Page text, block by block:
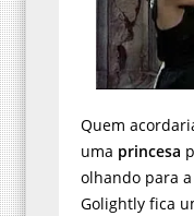
Quem
uma princesa
olhando para
Golightly fica